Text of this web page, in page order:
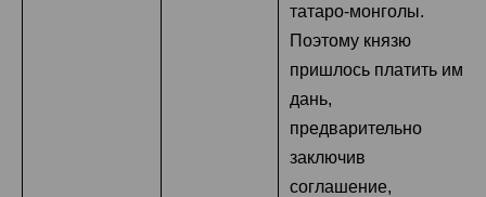
татаро-монголы.
Поэтому князю
пришлось платить им
дань,
предварительно
заключив
соглашение,